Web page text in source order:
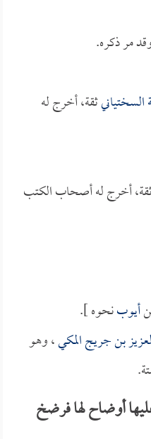
مر ذكره.
السختيانيثقة، أخرج له
أخرج له أصحاب الكتب
أيوبنحوه ].
بن جريج المكي، وهو
أوضاح لها فرضخ